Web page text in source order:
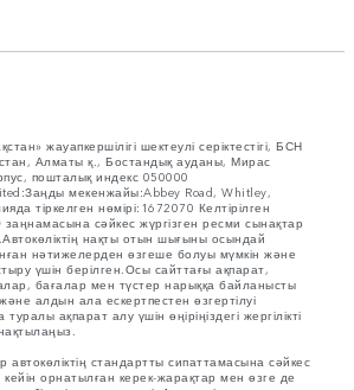
жауапкершілігі шектеулі серіктестігі, БСН
Алматы қ., Бостандық ауданы, Мирас
пошталық индекс 050000
мекенжайы:Abbey Road, Whitley,
тіркелген нөмірі:1672070 Келтірілген
сәйкес жүргізген ресми сынақтар
нақты отын шығыны осындай
нәтижелерден өзгеше болуы мүмкін және
үшін берілген.Осы сайттағы ақпарат,
бағалар мен түстер нарыққа байланысты
алдын ала ескертпестен өзгертілуі
ақпарат алу үшін өңіріңіздегі жергілікті
автокөліктің стандартты сипаттамасына сәйкес
кейін орнатылған керек-жарақтар мен өзге де